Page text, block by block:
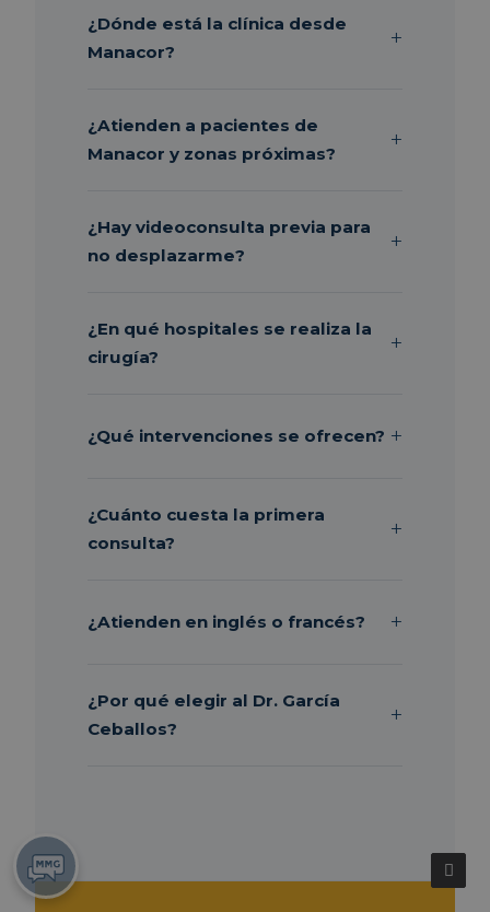
¿Dónde está la clínica desde
Manacor?
¿Atienden a pacientes de
Manacor y zonas próximas?
¿Hay videoconsulta previa para
no desplazarme?
¿En qué hospitales se realiza la
cirugía?
¿Qué intervenciones se ofrecen?
¿Cuánto cuesta la primera
consulta?
¿Atienden en inglés o francés?
¿Por qué elegir al Dr. García
Ceballos?